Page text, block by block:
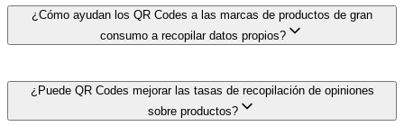
Los códigos QR dinámicos QR Codesson ideales para
los envases de productos de gran consumo, ya que
permiten actualizar la URL de destino en cualquier
permite llevar a cabo campañas de temporada o
modificar las ofertas mientras los productos ya se
encuentran en las estanterías de las tiendas.
¿Cómo ayudan los QR Codes a las marcas de productos de gran
consumo a recopilar datos propios?
QR Codes Permite a las marcas conectar directamente
con los clientes, sin depender de los minoristas.
Realiza un seguimiento de los patrones de interacción,
¿Puede QR Codes mejorar las tasas de recopilación de opiniones
sobre productos?